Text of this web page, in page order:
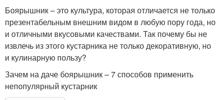
Боярышник – это культура, которая отличается не только
презентабельным внешним видом в любую пору года, но
и отличными вкусовыми качествами. Так почему бы не
извлечь из этого кустарника не только декоративную, но
и кулинарную пользу?
Зачем на даче боярышник – 7 способов применить
непопулярный кустарник